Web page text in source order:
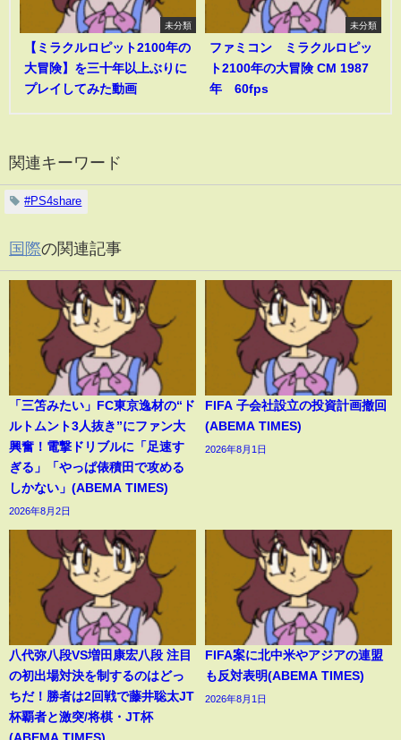
未分類
【ミラクルロピット2100年の
大冒険】を三十年以上ぶりに
プレイしてみた動画
未分類
ファミコン ミラクルロピッ
ト2100年の大冒険 CM 1987
年 60fps
関連キーワード
#PS4share
国際の関連記事
「三笘みたい」FC東京逸材の“ド
ルトムント3人抜き”にファン大
興奮！電撃ドリブルに「足速す
ぎる」「やっぱ俵積田で攻める
しかない」(ABEMA TIMES)
2026年8月2日
FIFA 子会社設立の投資計画撤回
(ABEMA TIMES)
2026年8月1日
八代弥八段VS増田康宏八段 注目
の初出場対決を制するのはどっ
ちだ！勝者は2回戦で藤井聡太JT
杯覇者と激突/将棋・JT杯
FIFA案に北中米やアジアの連盟
も反対表明(ABEMA TIMES)
2026年8月1日